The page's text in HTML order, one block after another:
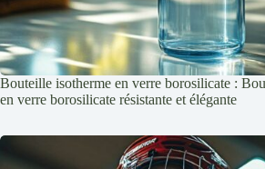
Bouteille isotherme en verre borosilicate :
en verre borosilicate résistante et élégante